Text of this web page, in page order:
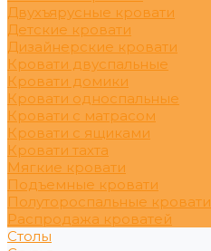
Двухъярусные кровати
Детские кровати
Дизайнерские кровати
Кровати двуспальные
Кровати домики
Кровати односпальные
Кровати с матрасом
Кровати с ящиками
Кровати тахта
Мягкие кровати
Подъемные кровати
Полутороспальные кровати
Распродажа кроватей
Столы